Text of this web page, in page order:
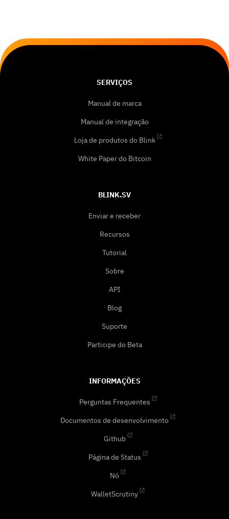
SERVIÇOS
Manual de marca
Manual de integração
Loja de produtos do Blink
White Paper do Bitcoin
BLINK.SV
Enviar e receber
Recursos
Tutorial
Sobre
API
Blog
Suporte
Participe do Beta
INFORMAÇÕES
Perguntas Frequentes
Documentos de desenvolvimento
Github
Página de Status
Nó
WalletScrutiny